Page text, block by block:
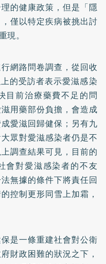
的健康政策，但是「隱
僅以特定疾病被挑出討
現。
網路問卷調查，從回收
的受訪者表示愛滋感染
目前治療藥費不足的問
用藥部份負擔，會造成
愛滋回歸健保；另有九
眾對愛滋感染者仍是不
調查結果可見，目前的
會對愛滋感染者的不友
無據的條件下將責任回
控制更形同雪上加霜，
是一條重建社會對公衛
財政困難的狀況之下，